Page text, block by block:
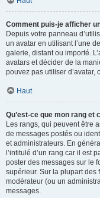
Comment puis-je afficher
Depuis votre panneau
un avatar en utilisant l’une
galerie, distant ou importé.
avatars et décider de la
pouvez pas utiliser d’avatar,
Haut
Qu’est-ce que mon rang et
Les rangs, qui peuvent être
de messages postés ou
et administrateurs. En
l’intitulé d’un rang car il est
poster des messages sur le
supérieur. Sur la plupart des
modérateur (ou un
messages.